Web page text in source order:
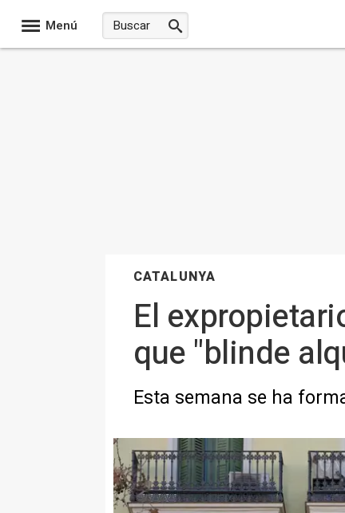
Menú
CATALUNYA
El
que "blinde
Esta semana se ha